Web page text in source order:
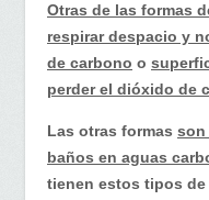
Otras de las formas
respirar despacio y
de carbono o
perder el dióxido de
Las otras formas son
baños en aguas
tienen estos tipos de